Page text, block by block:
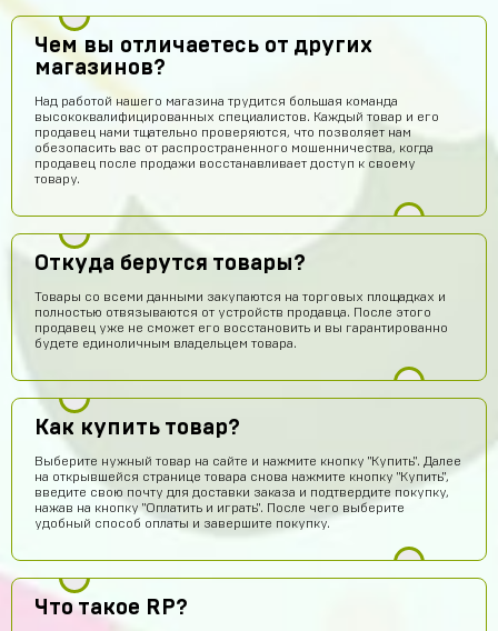
Чем вы отличаетесь от других
магазинов?
Над работой нашего магазина трудится большая команда
высококвалифицированных специалистов. Каждый товар и его
продавец нами тщательно проверяются, что позволяет нам
обезопасить вас от распространенного мошенничества, когда
продавец после продажи восстанавливает доступ к своему
товару.
Откуда берутся товары?
Товары со всеми данными закупаются на торговых площадках и
полностью отвязываются от устройств продавца. После этого
продавец уже не сможет его восстановить и вы гарантированно
будете единоличным владельцем товара.
Как купить товар?
Выберите нужный товар на сайте и нажмите кнопку "Купить". Далее
на открывшейся странице товара снова нажмите кнопку "Купить",
введите свою почту для доставки заказа и подтвердите покупку,
нажав на кнопку "Оплатить и играть". После чего выберите
удобный способ оплаты и завершите покупку.
Что такое RP?
ЕК